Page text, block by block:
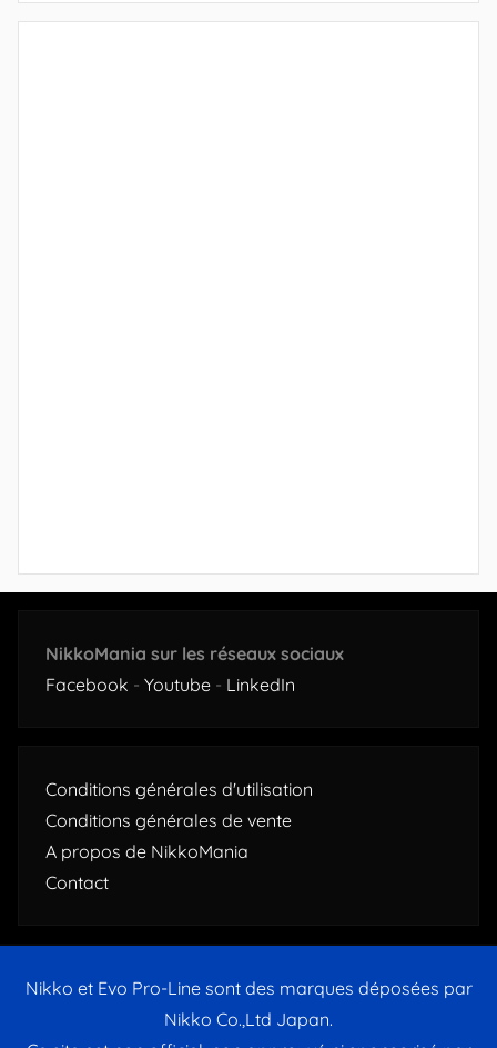
NikkoMania sur les réseaux sociaux
Facebook - Youtube - LinkedIn
Conditions générales d'utilisation
Conditions générales de vente
A propos de NikkoMania
Contact
Nikko et Evo Pro-Line sont des marques déposées par
Nikko Co.,Ltd Japan.